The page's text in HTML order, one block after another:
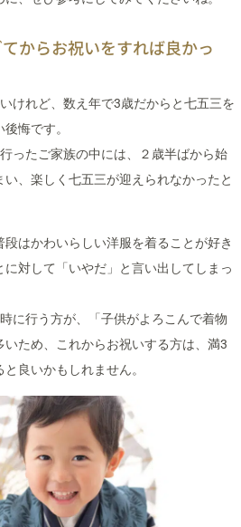
からお祝いをすれば良かっ
けれど、数え年で3歳だからと七五三を
悔です。
ったご家族の中には、２歳半ばから始
、楽しく七五三が迎えられなかったと
はかわいらしい洋服を着ることが好き
対して「いやだ」と言い出してしまっ
に行う方が、「子供がよろこんで着物
ため、これからお祝いする方は、満3
良いかもしれません。